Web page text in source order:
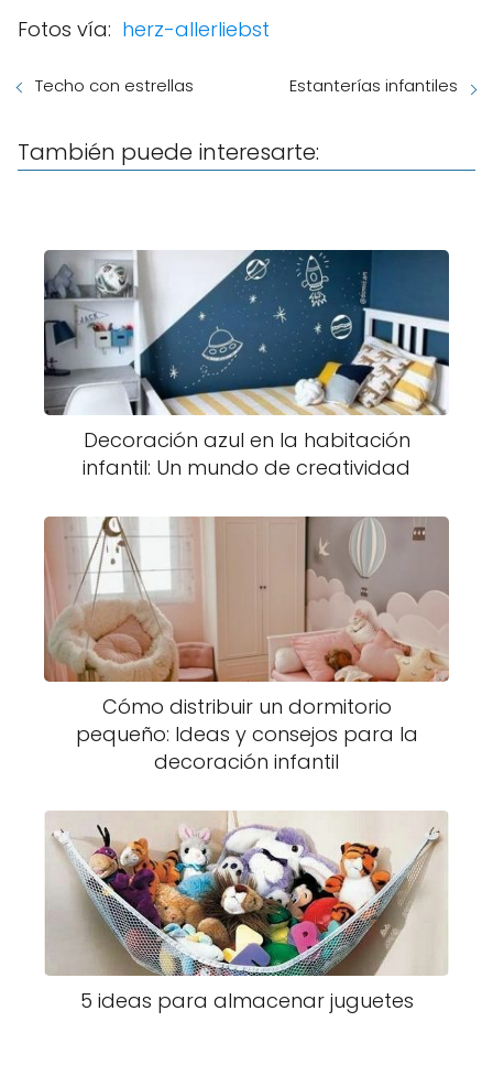
Fotos vía: herz-allerliebst
Techo con estrellas Estanterías infantiles
También puede interesarte:
Decoración azul en la habitación
infantil: Un mundo de creatividad
Cómo distribuir un dormitorio
pequeño: Ideas y consejos para la
decoración infantil
5 ideas para almacenar juguetes